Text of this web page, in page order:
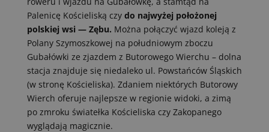
Palenicę Kościeliską czy do najwyżej położonej
polskiej wsi — Zębu. Można połączyć wjazd koleją z
Polany Szymoszkowej na południowym zboczu
Gubałówki ze zjazdem z Butorowego Wierchu – dolna
stacja znajduje się niedaleko ul. Powstańców Śląskich
(w stronę Kościeliska). Zdaniem niektórych Butorowy
Wierch oferuje najlepsze w regionie widoki, a zimą
po zmroku światełka Kościeliska czy Zakopanego
wyglądają magicznie.